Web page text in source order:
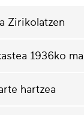
Zirikolatzen
1936ko
hartzea